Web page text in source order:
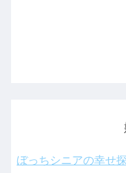
ぼっちシニアの幸せ